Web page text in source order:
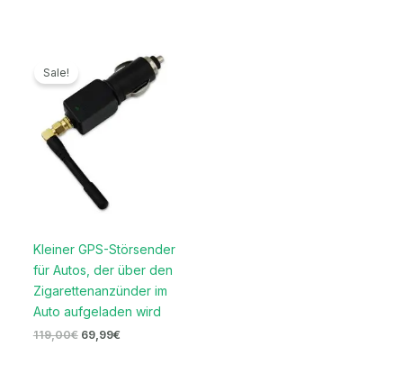
Sale!
Kleiner GPS-Störsender
für Autos, der über den
Zigarettenanzünder im
Auto aufgeladen wird
119,00€
war:
119,00€
69,99€
Preis
69,99€.